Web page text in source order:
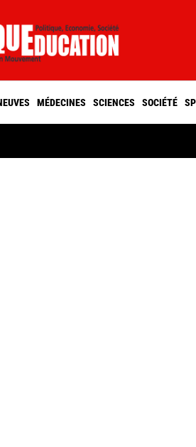
MÉDECINES SCIENCES SOCIÉTÉ